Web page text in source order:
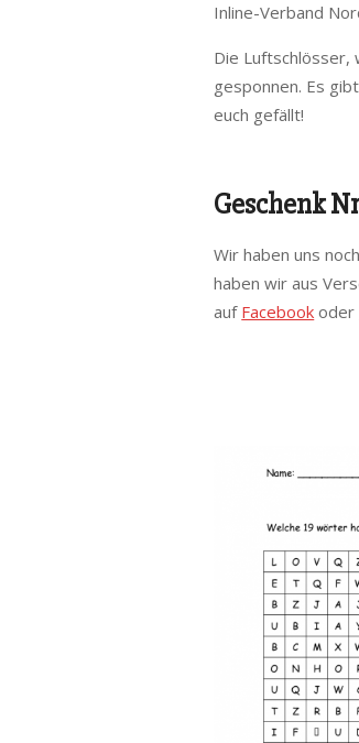
Inline-Verband
Die Luftschlösser,
gesponnen. Es
euch gefällt!
Geschenk
Wir haben uns
haben wir aus
auf Facebook oder